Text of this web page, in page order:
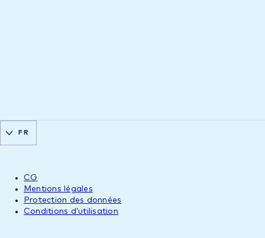
CG
Mentions légales
Protection des données
Conditions d’utilisation
FR